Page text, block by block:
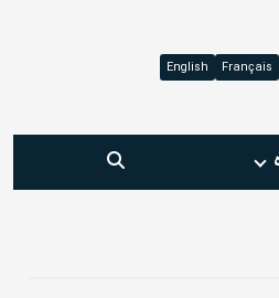
Français
English